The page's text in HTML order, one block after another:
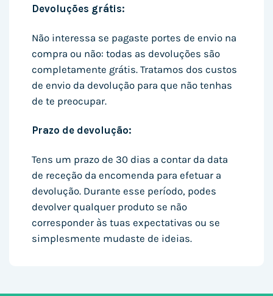
Devoluções grátis:
Não interessa se pagaste portes de envio na
compra ou não: todas as devoluções são
completamente grátis. Tratamos dos custos
de envio da devolução para que não tenhas
de te preocupar.
Prazo de devolução:
Tens um prazo de 30 dias a contar da data
de receção da encomenda para efetuar a
devolução. Durante esse período, podes
devolver qualquer produto se não
corresponder às tuas expectativas ou se
simplesmente mudaste de ideias.